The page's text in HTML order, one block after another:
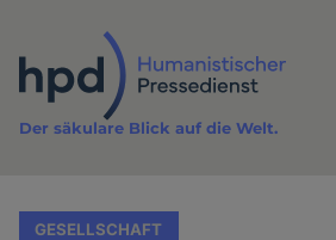
Inhalt
Der säkulare Blick auf die Welt.
GESELLSCHAFT